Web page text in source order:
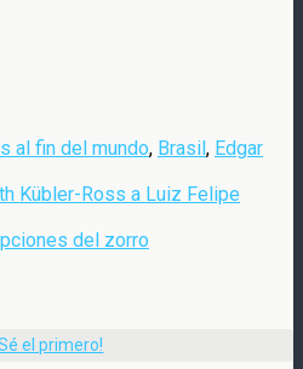
al fin del mundo, Brasil, Edgar
Kübler-Ross a Luiz Felipe
del zorro
el primero!